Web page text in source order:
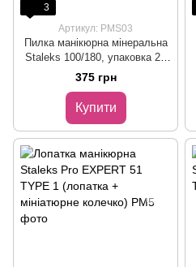
3
Артикул: PMS03
Пилка манікюрна мінеральна
Staleks 100/180, упаковка 25
шт
375 грн
Купити